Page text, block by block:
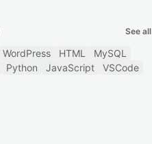
See all
WordPress HTML
MySQL
Python JavaScript VSCode